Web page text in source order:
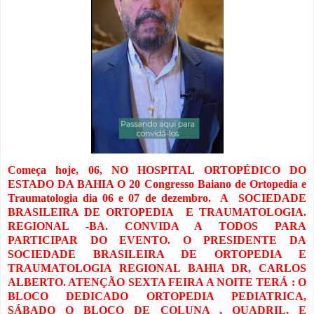
Começa hoje, 06, NO HOSPITAL ORTOPÉDICO DO
ESTADO DA BAHIA O 20 Congresso Baiano de Ortopedia e
Traumatologia dia 06 e 07 de dezembro. A SOCIEDADE
BRASILEIRA DE ORTOPEDIA E TRAUMATOLOGIA.
REGIONAL -BA. CONVIDA A TODOS PARA
PARTICIPAR DO EVENTO. O PRESIDENTE DA
SOCIEDADE BRASILEIRA DE ORTOPEDIA E
TRAUMATOLOGIA REGIONAL BAHIA DR, CARLOS
ALBERTO. ATENÇÃO SEXTA FEIRA A NOITE TERÁ : O
BLOCO DEDICADO ORTOPEDIA PEDIATRICA,
SÁBADO O BLOCO DE COLUNA , QUADRIL, E